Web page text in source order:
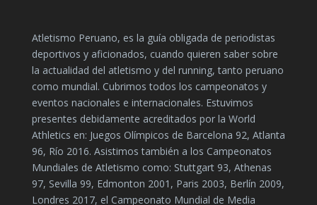
Atletismo Peruano, es la guía obligada de periodistas
deportivos y aficionados, cuando quieren saber sobre
la actualidad del atletismo y del running, tanto peruano
como mundial. Cubrimos todos los campeonatos y
eventos nacionales e internacionales. Estuvimos
presentes debidamente acreditados por la World
Athletics en: Juegos Olímpicos de Barcelona 92, Atlanta
96, Río 2016. Asistimos también a los Campeonatos
Mundiales de Atletismo como: Stuttgart 93, Athenas
97, Sevilla 99, Edmonton 2001, Paris 2003, Berlín 2009,
Londres 2017, el Campeonato Mundial de Media